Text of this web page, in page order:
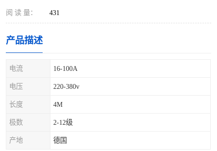
阅 读 量： 431
产品描述
电流 16-100A
电压 220-380v
长度 4M
极数 2-12级
产地 德国